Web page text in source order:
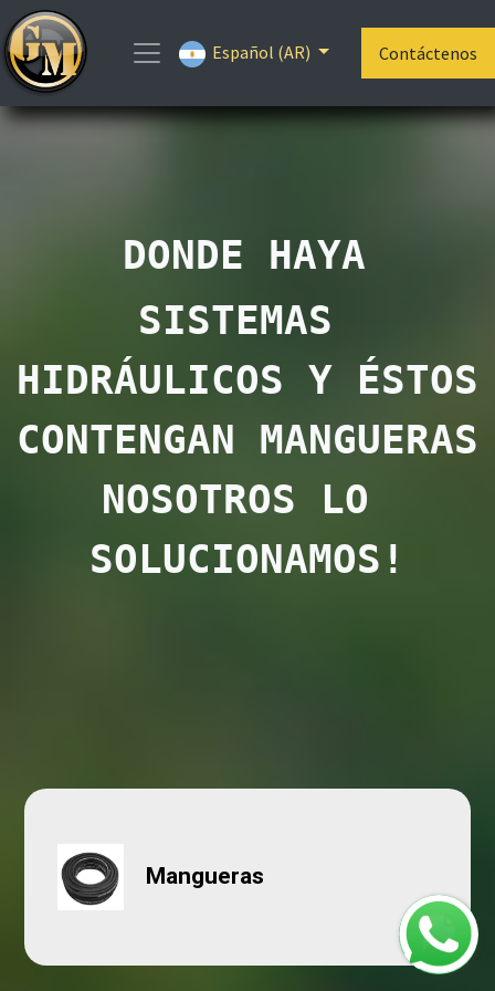
Español (AR) Contáctenos
DONDE HAYA
SISTEMAS
HIDRÁULICOS Y ÉSTOS
CONTENGAN MANGUERAS
NOSOTROS LO
SOLUCIONAMOS!
Mangueras